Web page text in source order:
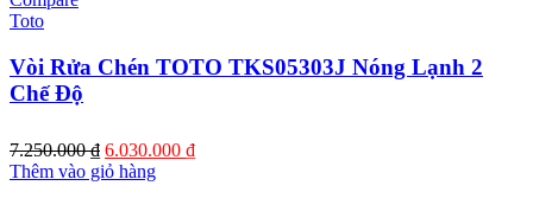
Toto
Vòi Rửa Chén TOTO TKS05303J Nóng Lạnh 2
Chế Độ
7.250.000₫ Giá
gốc
6.030.000 ₫Giá
Thêm vào giỏ hàng